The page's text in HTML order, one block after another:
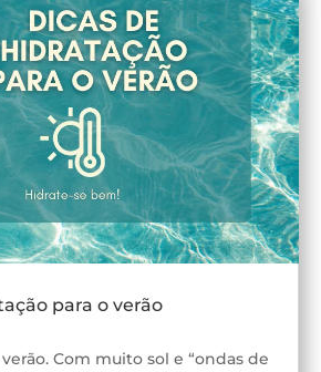
para o verão
Com muito sol e “ondas de